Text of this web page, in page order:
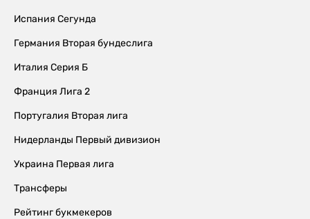
Испания Сегунда
Германия Вторая бундеслига
Италия Серия Б
Франция Лига 2
Португалия Вторая лига
Нидерланды Первый дивизион
Украина Первая лига
Трансферы
Рейтинг букмекеров